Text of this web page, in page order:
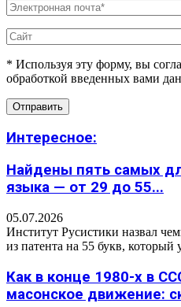
* Используя эту форму, вы
обработкой введенных вами
Интересное:
Найдены пять самых
языка — от 29 до 55...
05.07.2026
Институт Русистики назвал
из патента на 55 букв, который
Как в конце 1980-х в
масонское движение: